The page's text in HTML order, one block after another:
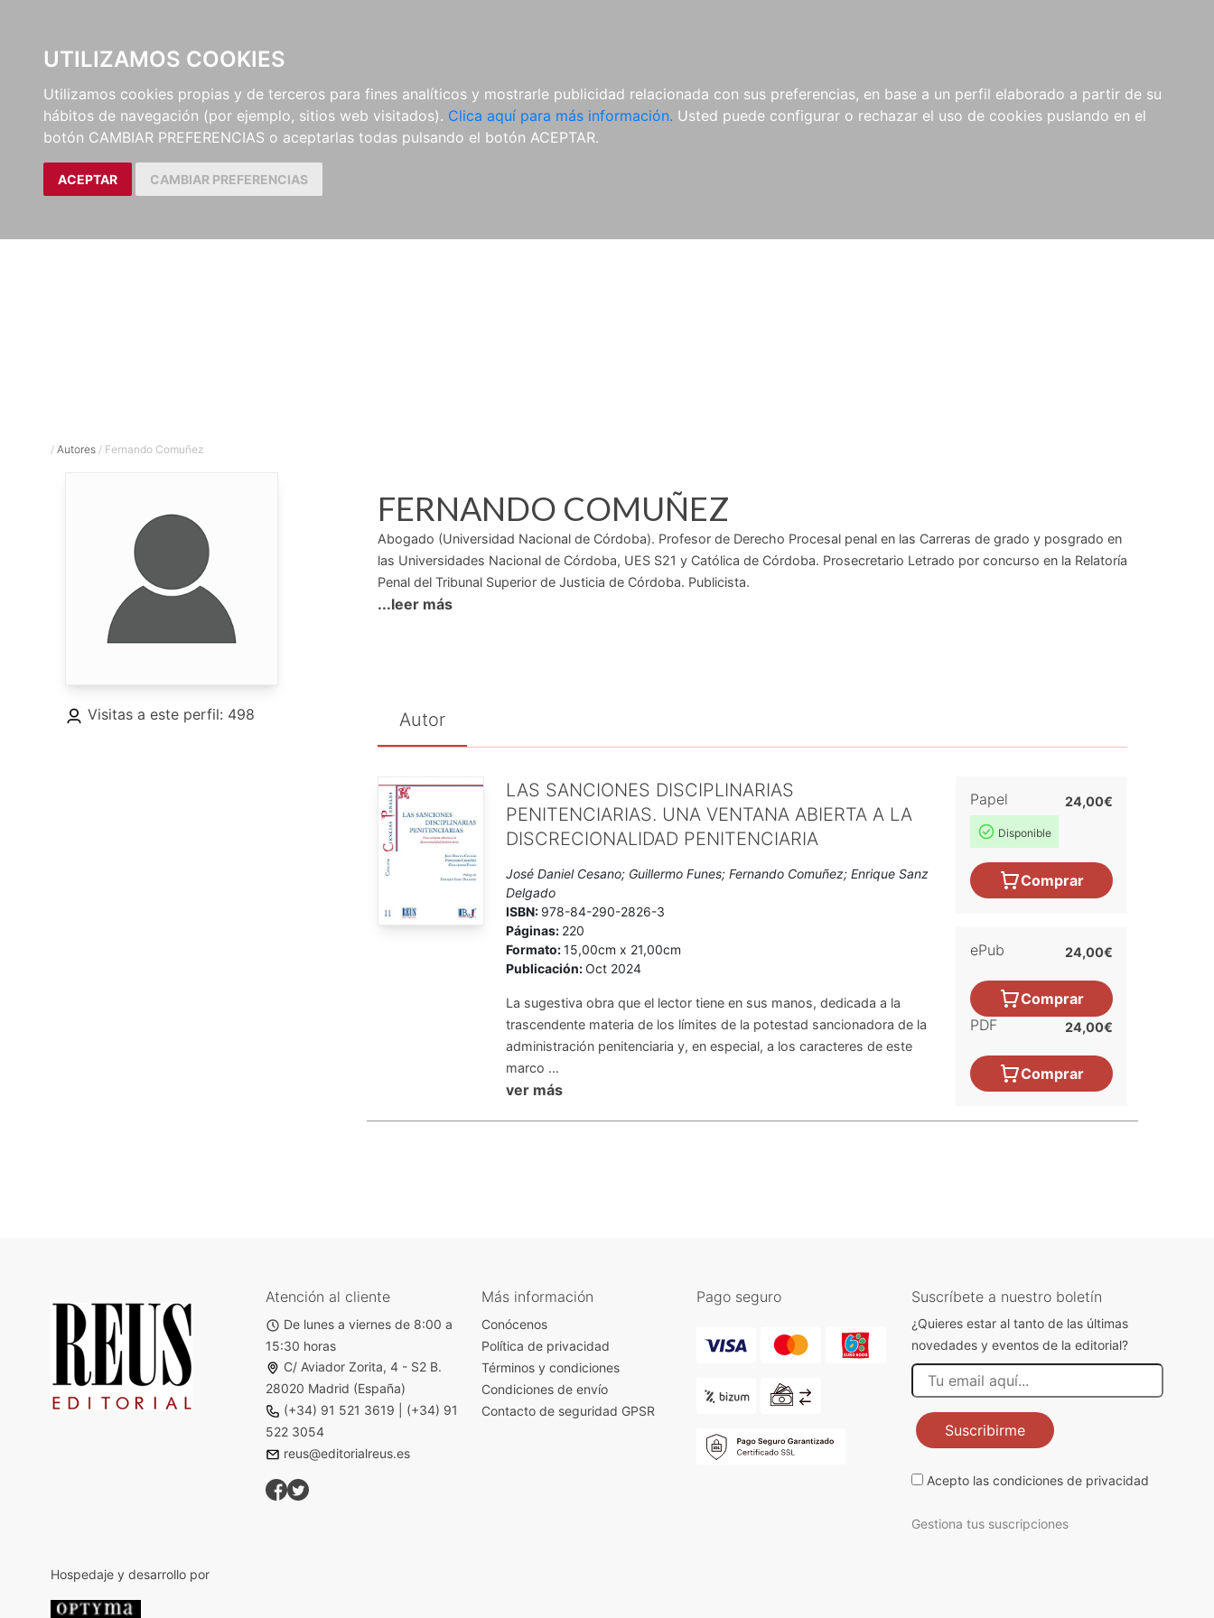
UTILIZAMOS COOKIES
Utilizamos cookies propias y de terceros para fines analíticos y mostrarle publicidad relacionada con sus preferencias, en base a un perfil elaborado a partir de su
hábitos de navegación (por ejemplo, sitios web visitados). Clica aquí para más información. Usted puede configurar o rechazar el uso de cookies puslando en el
botón CAMBIAR PREFERENCIAS o aceptarlas todas pulsando el botón ACEPTAR.
ACEPTAR CAMBIAR PREFERENCIAS
EDITORIAL E-BOOKS
LibrosAutoresColecciones
/ Autores / Fernando Comuñez
Visitas a este perfil: 498
FERNANDO COMUÑEZ
Abogado (Universidad Nacional de Córdoba). Profesor de Derecho Procesal penal en las Carreras de grado y posgrado en
las Universidades Nacional de Córdoba, UES S21 y Católica de Córdoba. Prosecretario Letrado por concurso en la Relatoría
Penal del Tribunal Superior de Justicia de Córdoba. Publicista.
...leer más
Autor
LAS SANCIONES DISCIPLINARIAS
PENITENCIARIAS. UNA VENTANA ABIERTA A LA
DISCRECIONALIDAD PENITENCIARIA
José Daniel Cesano; Guillermo Funes; Fernando Comuñez; Enrique Sanz
Delgado
ISBN: 978-84-290-2826-3
Páginas: 220
Formato:15,00cm x 21,00cm
Publicación:Oct 2024
La sugestiva obra que el lector tiene en sus manos, dedicada a la
trascendente materia de los límites de la potestad sancionadora de la
administración penitenciaria y, en especial, a los caracteres de este
marco ...
ver más
Papel
Disponible
24,00€
Comprar
ePub 24,00€
Comprar
PDF
24,00€
Comprar
Atención al cliente
De lunes a viernes de 8:00 a
15:30 horas
C/ Aviador Zorita, 4 - S2 B.
28020 Madrid (España)
(+34) 91 521 3619
(+34) 91
522 3054
reus@editorialreus.es
Más información
Conócenos
Política de privacidad
Términos y condiciones
Condiciones de envío
Contacto de seguridad GPSR
Pago seguro Suscríbete a nuestro boletín
¿Quieres estar al tanto de las últimas
novedades y eventos de la editorial?
Suscribirme
Acepto las condiciones de privacidad
Gestiona tus suscripciones
Hospedaje y desarrollo por